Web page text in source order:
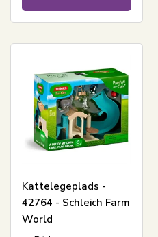
Kattelegeplads -
42764 - Schleich Farm
World